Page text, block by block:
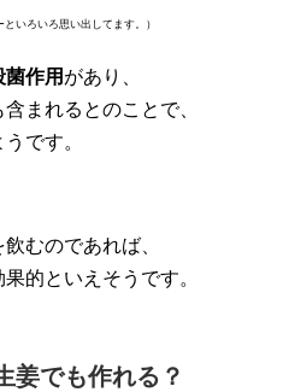
いろいろ思い出してます。）
菌作用 があり、
まれるとのことで、
です。
むのであれば、
的といえそうです。
姜でも作れる？